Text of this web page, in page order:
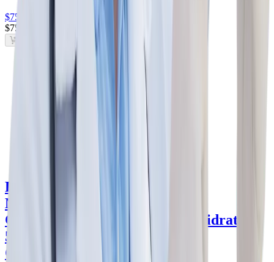
$75
$75
Fosfocil Fosfomicina Cálcica
Monohidrato 500 mg Cápsula -
Cetus
fosfomicina cálcica monohidrato
500 mg
Caja con 24 cápsulas